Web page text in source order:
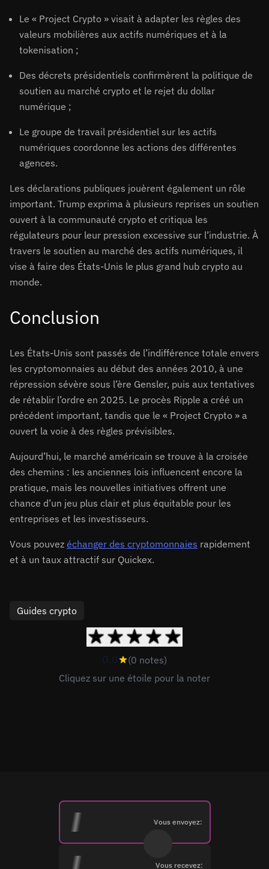
Le « Project Crypto » visait à adapter les règles des
valeurs mobilières aux actifs numériques et à la
tokenisation ;
Des décrets présidentiels confirmèrent la politique de
soutien au marché crypto et le rejet du dollar
numérique ;
Le groupe de travail présidentiel sur les actifs
numériques coordonne les actions des différentes
agences.
Les déclarations publiques jouèrent également un rôle
important. Trump exprima à plusieurs reprises un soutien
ouvert à la communauté crypto et critiqua les
régulateurs pour leur pression excessive sur l’industrie. À
travers le soutien au marché des actifs numériques, il
vise à faire des États-Unis le plus grand hub crypto au
monde.
Conclusion
Les États-Unis sont passés de l’indifférence totale envers
les cryptomonnaies au début des années 2010, à une
répression sévère sous l’ère Gensler, puis aux tentatives
de rétablir l’ordre en 2025. Le procès Ripple a créé un
précédent important, tandis que le « Project Crypto » a
ouvert la voie à des règles prévisibles.
Aujourd’hui, le marché américain se trouve à la croisée
des chemins : les anciennes lois influencent encore la
pratique, mais les nouvelles initiatives offrent une
chance d’un jeu plus clair et plus équitable pour les
entreprises et les investisseurs.
Vous pouvez échanger des cryptomonnaies rapidement
et à un taux attractif sur Quickex.
Guides crypto
0.0
(0 notes)
Cliquez sur une étoile pour la noter
Vous envoyez:
Vous recevez: